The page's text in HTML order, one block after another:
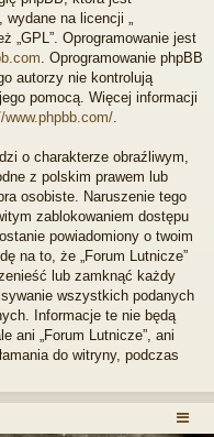
wydane na licencji „
„GPL”. Oprogramowanie jest
. Oprogramowanie phpBB
autorzy nie kontrolują
pomocą. Więcej informacji
www.phpbb.com/.
o charakterze obraźliwym,
z polskim prawem lub
osobiste. Naruszenie tego
zablokowaniem dostępu
powiadomiony o twoim
na to, że „Forum Lutnicze”
lub zamknąć każdy
wszystkich podanych
Informacje te nie będą
ani „Forum Lutnicze”, ani
do witryny, podczas